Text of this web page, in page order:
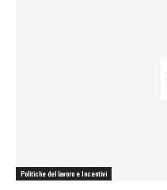
Politiche del lavoro e Incentivi